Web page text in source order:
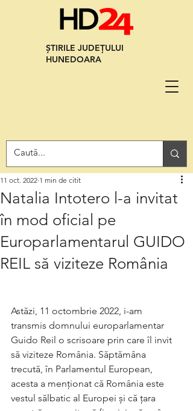
ȘTIRILE JUDEȚULUI
HUNEDOARA
Natalia Intotero l-a invitat
în mod oficial pe
Europarlamentarul GUIDO
REIL să viziteze România
11 oct. 2022 1 min de citit
Astăzi, 11 octombrie 2022, i-am
transmis domnului europarlamentar
Guido Reil o scrisoare prin care îl invit
să viziteze România. Săptămâna
trecută, în Parlamentul European,
acesta a menționat că România este
vestul sălbatic al Europei și că țara